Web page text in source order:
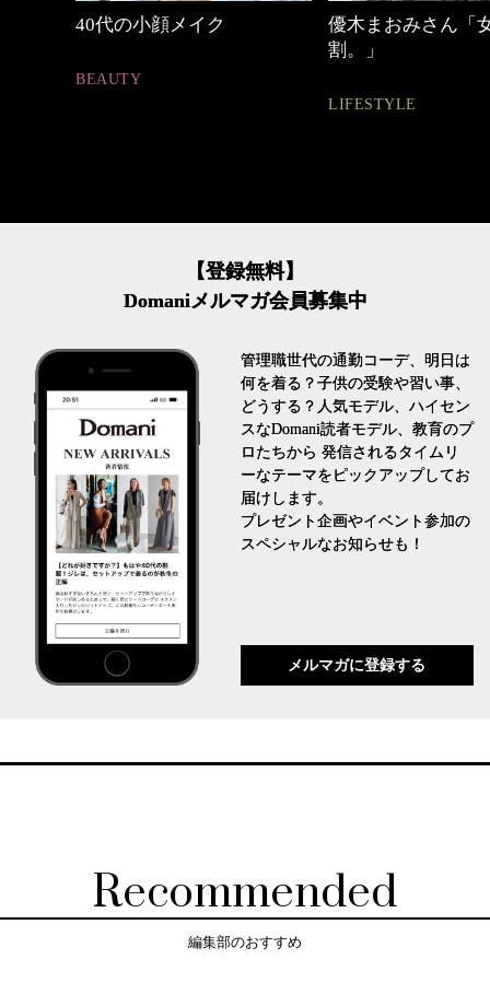
40代の小顔メイク
BEAUTY
優木まおみさん「
割。」
LIFESTYLE
【登録無料】
Domaniメルマガ会員募集中
管理職世代の通勤コーデ、明日は
何を着る？子供の受験や習い事、
どうする？人気モデル、ハイセン
スなDomani読者モデル、教育のプ
ロたちから 発信されるタイムリ
ーなテーマをピックアップしてお
届けします。
プレゼント企画やイベント参加の
スペシャルなお知らせも！
メルマガに登録する
Recommended
編集部のおすすめ